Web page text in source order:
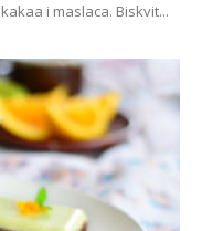
i maslaca. Biskvit...